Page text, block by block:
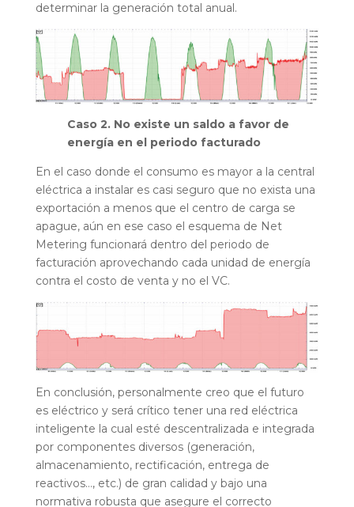
determinar la generación total anual.
Caso 2. No existe un saldo a favor de
energía en el periodo facturado
En el caso donde el consumo es mayor a la central
eléctrica a instalar es casi seguro que no exista una
exportación a menos que el centro de carga se
apague, aún en ese caso el esquema de Net
Metering funcionará dentro del periodo de
facturación aprovechando cada unidad de energía
contra el costo de venta y no el VC.
En conclusión, personalmente creo que el futuro
es eléctrico y será crítico tener una red eléctrica
inteligente la cual esté descentralizada e integrada
por componentes diversos (generación,
almacenamiento, rectificación, entrega de
reactivos…, etc.) de gran calidad y bajo una
normativa robusta que asegure el correcto